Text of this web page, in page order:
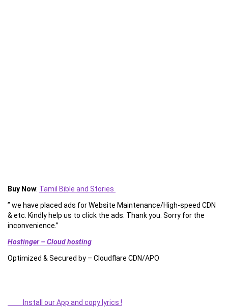
Buy Now: Tamil Bible and Stories
” we have placed ads for Website Maintenance/High-speed CDN
& etc. Kindly help us to click the ads. Thank you. Sorry for the
inconvenience.”
Hostinger – Cloud hosting
Optimized & Secured by – Cloudflare CDN/APO
Install our App and copy lyrics !